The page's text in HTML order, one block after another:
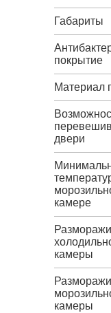
Габариты
покрытие
Материал
двери
камере
камеры
камеры